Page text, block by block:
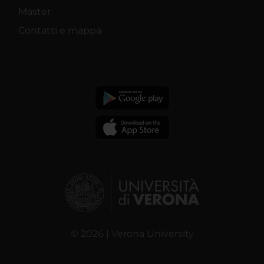
Master
Contatti e mappa
© 2026 | Verona University